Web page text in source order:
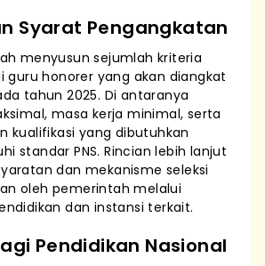
Syarat Pengangkatan
menyusun sejumlah kriteria
guru honorer yang akan diangkat
tahun 2025. Di antaranya
masa kerja minimal, serta
kualifikasi yang dibutuhkan
standar PNS. Rincian lebih lanjut
dan mekanisme seleksi
oleh pemerintah melalui
dan instansi terkait.
Pendidikan Nasional